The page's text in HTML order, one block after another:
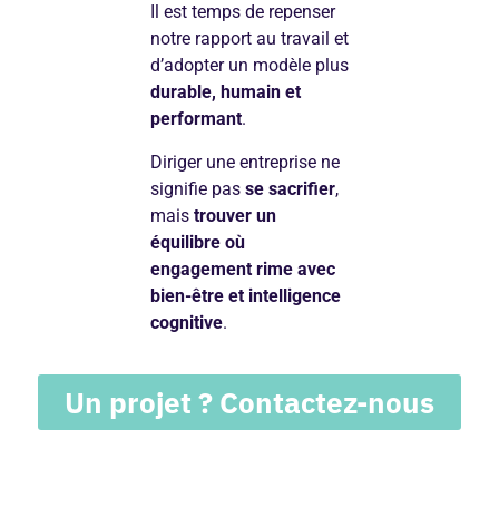
Il est temps de repenser
notre rapport au travail et
d’adopter un modèle plus
durable, humain et
performant.
Diriger une entreprise ne
signifie pas se sacrifier,
mais trouver un
équilibre où
engagement rime avec
bien-être et intelligence
cognitive.
Un projet ? Contactez-nous